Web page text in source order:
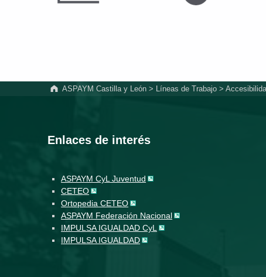
ASPAYM Castilla y León> Líneas de Trabajo>
Enlaces de interés
ASPAYM CyL Juventud
CETEO
Ortopedia CETEO
ASPAYM Federación Nacional
IMPULSA IGUALDAD CyL
IMPULSA IGUALDAD